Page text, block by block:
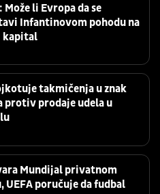
Može li Evropa da se
Infantinovom pohodu na
kapital
takmičenja u znak
protiv prodaje udela u
Mundijal privatnom
UEFA poručuje da fudbal